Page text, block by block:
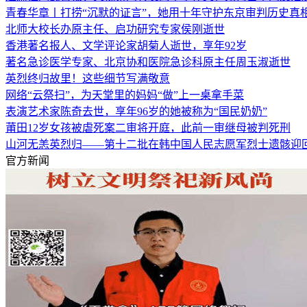
青春华章丨打捞“沉默的证言”，她用十年守护东京审判历史真
北师大校长办原主任、启功研究专家侯刚逝世
香港著名报人、文学评论家胡菊人逝世，享年92岁
著名急诊医学专家、北京协和医院急诊科原主任周玉淑逝世
英烈终归故里！这些细节写满敬意
网络“云祭扫”，为天堂里的妈妈“做”上一桌拿手菜
表演艺术家陈奇去世，享年96岁的她被称为“国民奶奶”
莆田12岁女孩被虐死案二审将开庭，此前一审继母被判死刑
山河无恙英烈归——第十二批在韩中国人民志愿军烈士遗骸迎
官方新闻